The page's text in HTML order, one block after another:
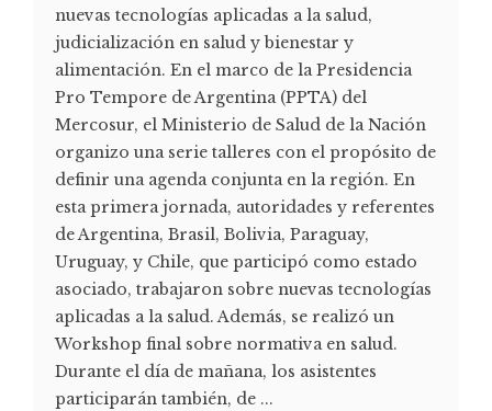
nuevas tecnologías aplicadas a la salud,
judicialización en salud y bienestar y
alimentación. En el marco de la Presidencia
Pro Tempore de Argentina (PPTA) del
Mercosur, el Ministerio de Salud de la Nación
organizo una serie talleres con el propósito de
definir una agenda conjunta en la región. En
esta primera jornada, autoridades y referentes
de Argentina, Brasil, Bolivia, Paraguay,
Uruguay, y Chile, que participó como estado
asociado, trabajaron sobre nuevas tecnologías
aplicadas a la salud. Además, se realizó un
Workshop final sobre normativa en salud.
Durante el día de mañana, los asistentes
participarán también, de ...